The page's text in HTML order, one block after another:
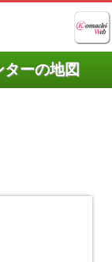
ーの地図